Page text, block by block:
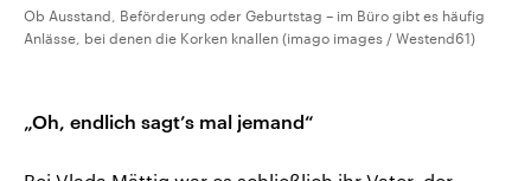
Ob Ausstand, Beförderung oder Geburtstag – im Büro gibt es häufig
Anlässe, bei denen die Korken knallen (imago images / Westend61)
„Oh, endlich sagt’s mal jemand“